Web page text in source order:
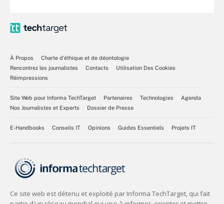
À Propos
Charte d’éthique et de déontologie
Rencontrez les journalistes
Contacts
Utilisation Des Cookies
Réimpressions
Site Web pour Informa TechTarget Partenaires Technologies
Agenda
Nos Journalistes et Experts
Dossier de Presse
E-Handbooks Conseils IT Opinions Guides Essentiels Projets IT